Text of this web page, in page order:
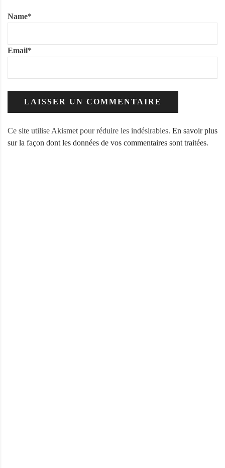
Name*
Email*
Ce site utilise Akismet pour réduire les indésirables. En savoir plus
sur la façon dont les données de vos commentaires sont traitées.